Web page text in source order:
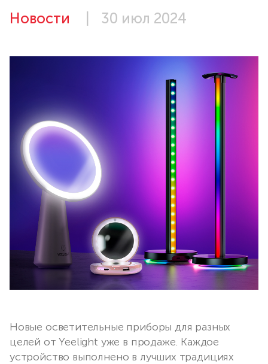
Новости 30 июл 2024
Новые осветительные приборы для разных
целей от Yeelight уже в продаже. Каждое
устройство выполнено в лучших традициях